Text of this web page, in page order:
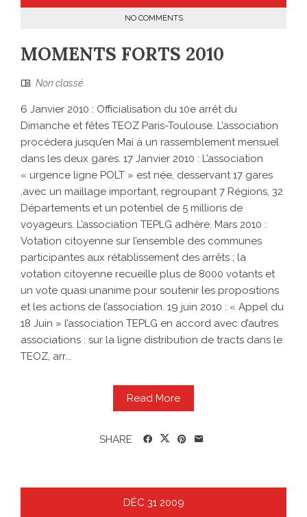
NO COMMENTS
MOMENTS FORTS 2010
Non classé
6 Janvier 2010 : Officialisation du 10e arrêt du
Dimanche et fêtes TEOZ Paris-Toulouse. L’association
procédera jusqu’en Mai à un rassemblement mensuel
dans les deux gares. 17 Janvier 2010 : L’association
« urgence ligne POLT » est née, desservant 17 gares
,avec un maillage important, regroupant 7 Régions, 32
Départements et un potentiel de 5 millions de
voyageurs. L’association TEPLG adhère. Mars 2010 :
Votation citoyenne sur l’ensemble des communes
participantes aux rétablissement des arrêts ; la
votation citoyenne recueille plus de 8000 votants et
un vote quasi unanime pour soutenir les propositions
et les actions de l’association. 19 juin 2010 : « Appel du
18 Juin » l’association TEPLG en accord avec d’autres
associations : sur la ligne distribution de tracts dans le
TEOZ, arr...
Read More
SHARE
DÉC 31 2009